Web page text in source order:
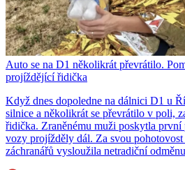
Auto se na D1 několikrát převrátilo.
projíždějící řidička
Když dnes dopoledne na dálnici D1 u
silnice a několikrát se převrátilo v poli,
řidička. Zraněnému muži poskytla první
vozy projížděly dál. Za svou
záchranářů vysloužila netradiční